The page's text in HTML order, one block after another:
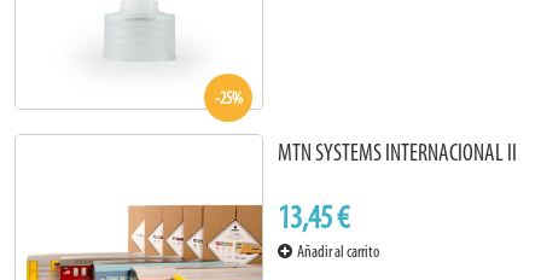
-25%
MTN SYSTEMS INTERNACIONAL II
13,45 €
Añadir al carrito